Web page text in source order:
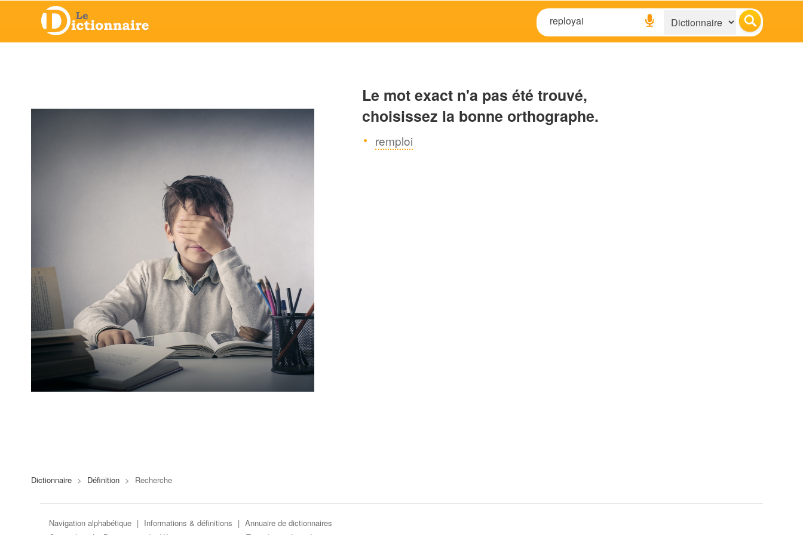
Le mot exact n'a pas été trouvé,
choisissez la bonne orthographe.
remploi
Dictionnaire > Définition > Recherche
Navigation alphabétique | Informations & définitions | Annuaire de dictionnaires